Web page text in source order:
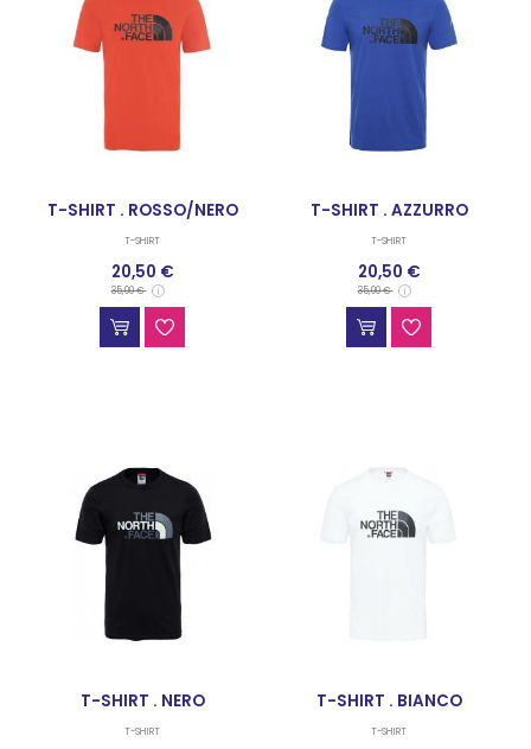
T-SHIRT . ROSSO/NERO
T-SHIRT
20,50 €
35,00 €
T-SHIRT . AZZURRO
T-SHIRT
20,50 €
35,00 €
T-SHIRT . NERO
T-SHIRT
T-SHIRT . BIANCO
T-SHIRT